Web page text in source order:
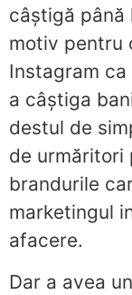
câștigă până
motiv pentru
Instagram
a câștiga
destul de
de urmăritori
brandurile
marketingul
afacere.
Dar a avea